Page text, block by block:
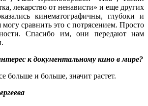
лекарство от ненависти» и еще других
кинематографичны, глубоки и
сравнить это с потрясением. Просто
Спасибо им, они передают нам
к документальному кино в мире?
больше и больше, значит растет.